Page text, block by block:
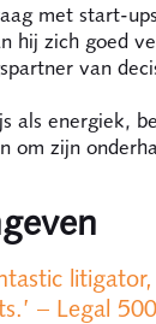
met start-
hij zich goed
van
als energiek,
om zijn
– Legal